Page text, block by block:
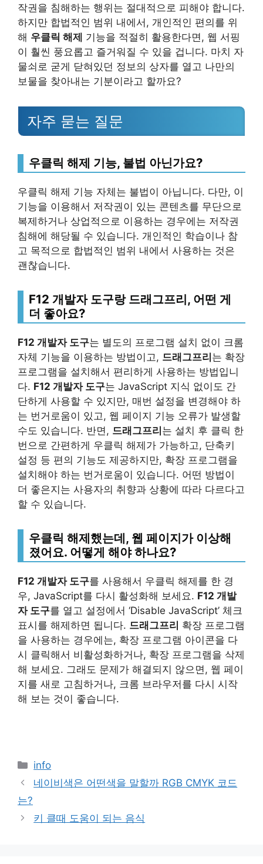
작권을 침해하는 행위는 절대적으로 피해야 합니다.
하지만 합법적인 범위 내에서, 개인적인 편의를 위
해 우클릭 해제 기능을 적절히 활용한다면, 웹 서핑
이 훨씬 풍요롭고 즐거워질 수 있을 겁니다. 마치 자
물쇠로 굳게 닫혀있던 정보의 상자를 열고 나만의
보물을 찾아내는 기분이라고 할까요?
자주 묻는 질문
우클릭 해제 기능, 불법 아닌가요?
우클릭 해제 기능 자체는 불법이 아닙니다. 다만, 이
기능을 이용해서 저작권이 있는 콘텐츠를 무단으로
복제하거나 상업적으로 이용하는 경우에는 저작권
침해에 해당될 수 있습니다. 개인적인 학습이나 참
고 목적으로 합법적인 범위 내에서 사용하는 것은
괜찮습니다.
F12 개발자 도구랑 드래그프리, 어떤 게
더 좋아요?
F12 개발자 도구는 별도의 프로그램 설치 없이 크롬
자체 기능을 이용하는 방법이고, 드래그프리 는 확장
프로그램을 설치해서 편리하게 사용하는 방법입니
다. F12 개발자 도구는 JavaScript 지식 없이도 간
단하게 사용할 수 있지만, 매번 설정을 변경해야 하
는 번거로움이 있고, 웹 페이지 기능 오류가 발생할
수도 있습니다. 반면, 드래그프리 는 설치 후 클릭 한
번으로 간편하게 우클릭 해제가 가능하고, 단축키
설정 등 편의 기능도 제공하지만, 확장 프로그램을
설치해야 하는 번거로움이 있습니다. 어떤 방법이
더 좋은지는 사용자의 취향과 상황에 따라 다르다고
할 수 있습니다.
우클릭 해제했는데, 웹 페이지가 이상해
졌어요. 어떻게 해야 하나요?
F12 개발자 도구를 사용해서 우클릭 해제를 한 경
우, JavaScript를 다시 활성화해 보세요. F12 개발
자 도구를 열고 설정에서 ‘Disable JavaScript’ 체크
표시를 해제하면 됩니다. 드래그프리 확장 프로그램
을 사용하는 경우에는, 확장 프로그램 아이콘을 다
시 클릭해서 비활성화하거나, 확장 프로그램을 삭제
해 보세요. 그래도 문제가 해결되지 않으면, 웹 페이
지를 새로 고침하거나, 크롬 브라우저를 다시 시작
해 보는 것이 좋습니다.
Categories
info
네이비색은 어떤색을 말할까 RGB CMYK 코드
는?
키 클때 도움이 되는 음식